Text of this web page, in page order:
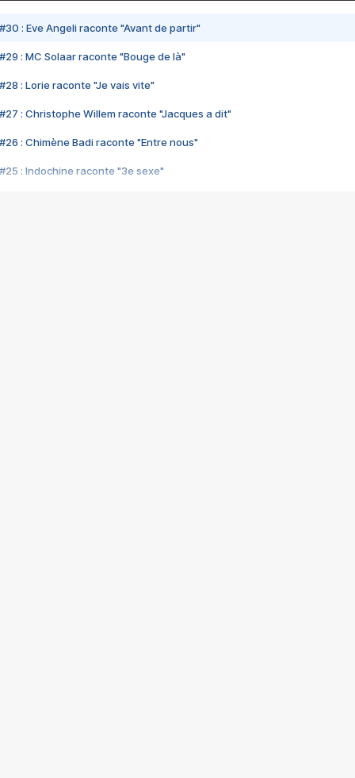
#30 : Eve Angeli raconte "Avant de partir"
#29 : MC Solaar raconte "Bouge de là"
#28 : Lorie raconte "Je vais vite"
#27 : Christophe Willem raconte "Jacques a dit"
#26 : Chimène Badi raconte "Entre nous"
#25 : Indochine raconte "3e sexe"